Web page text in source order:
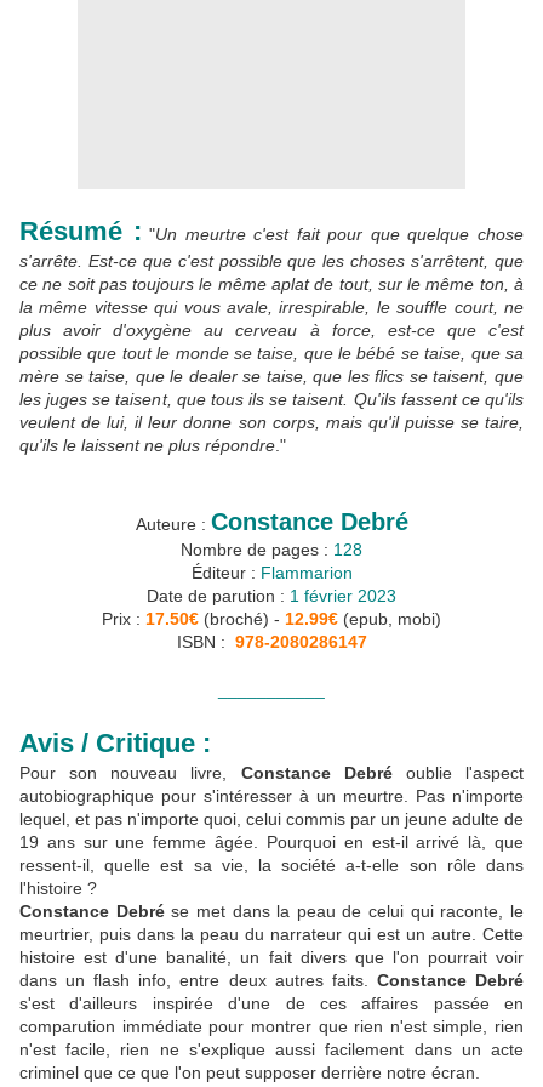
Résumé : "Un meurtre c'est fait pour que quelque chose
s'arrête. Est-ce que c'est possible que les choses s'arrêtent, que
ce ne soit pas toujours le même aplat de tout, sur le même ton, à
la même vitesse qui vous avale, irrespirable, le souffle court, ne
plus avoir d'oxygène au cerveau à force, est-ce que c'est
possible que tout le monde se taise, que le bébé se taise, que sa
mère se taise, que le dealer se taise, que les flics se taisent, que
les juges se taisent, que tous ils se taisent. Qu'ils fassent ce qu'ils
veulent de lui, il leur donne son corps, mais qu'il puisse se taire,
qu'ils le laissent ne plus répondre ."
Auteure : Constance Debré
Nombre de pages : 128
Éditeur : Flammarion
Date de parution : 1 février 2023
Prix : 17.50€ (broché) - 12.99€ (epub, mobi)
ISBN : 978-2080286147
Avis / Critique :
Pour son nouveau livre, Constance Debréoublie l'aspect
autobiographique pour s'intéresser à un meurtre. Pas n'importe
lequel, et pas n'importe quoi, celui commis par un jeune adulte de
19 ans sur une femme âgée. Pourquoi en est-il arrivé là, que
ressent-il, quelle est sa vie, la société a-t-elle son rôle dans
l'histoire ?
Constance Debrése met dans la peau de celui qui raconte, le
meurtrier, puis dans la peau du narrateur qui est un autre. Cette
histoire est d'une banalité, un fait divers que l'on pourrait voir
dans un flash info, entre deux autres faits. Constance Debré
s'est d'ailleurs inspirée d'une de ces affaires passée en
comparution immédiate pour montrer que rien n'est simple, rien
n'est facile, rien ne s'explique aussi facilement dans un acte
criminel que ce que l'on peut supposer derrière notre écran.